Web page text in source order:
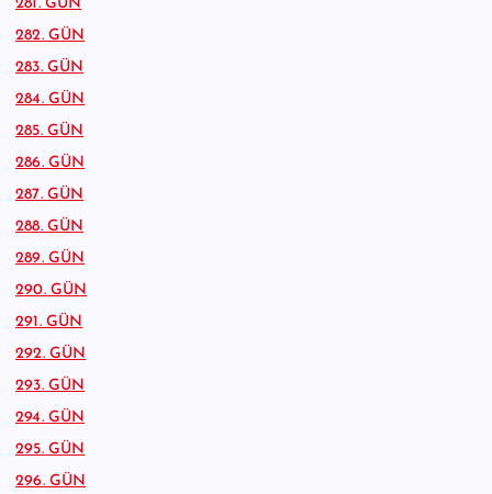
281. GÜN
282. GÜN
283. GÜN
284. GÜN
285. GÜN
286. GÜN
287. GÜN
288. GÜN
289. GÜN
290. GÜN
291. GÜN
292. GÜN
293. GÜN
294. GÜN
295. GÜN
296. GÜN